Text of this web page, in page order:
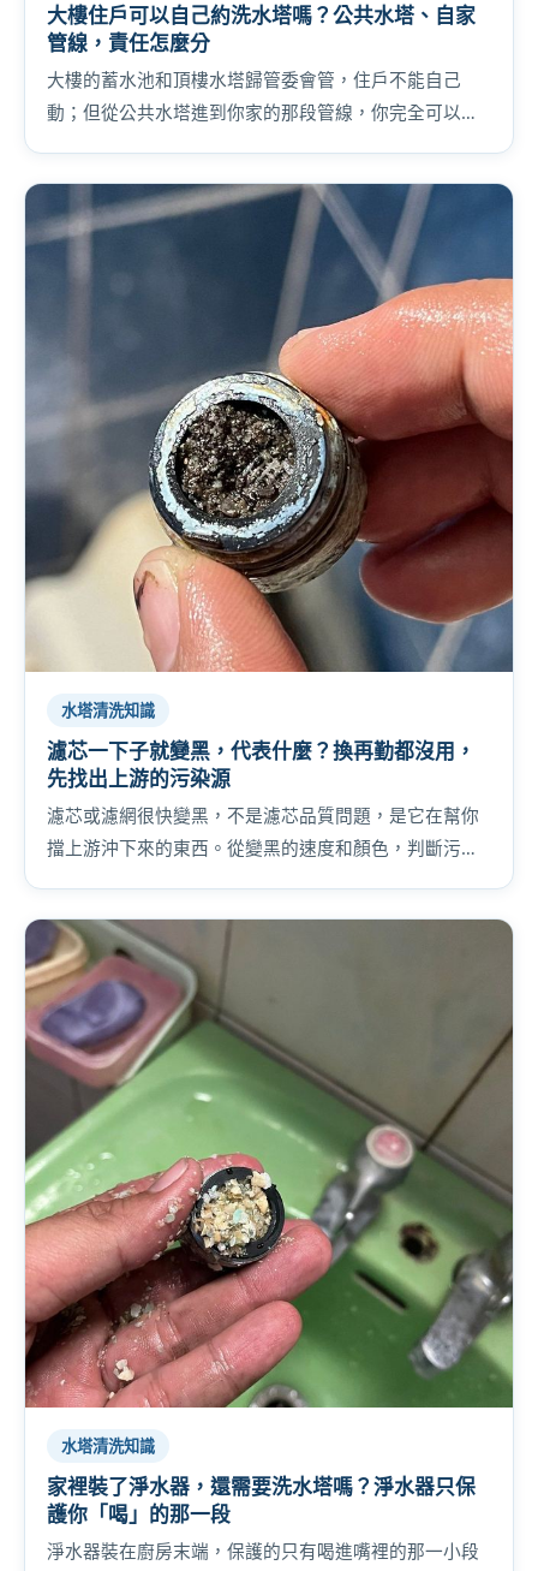
大樓住戶可以自己約洗水塔嗎？公共水塔、自家
管線，責任怎麼分
大樓的蓄水池和頂樓水塔歸管委會管，住戶不能自己
動；但從公共水塔進到你家的那段管線，你完全可以自
楚。
水塔清洗知識
濾芯一下子就變黑，代表什麼？換再勤都沒用，
先找出上游的污染源
濾芯或濾網很快變黑，不是濾芯品質問題，是它在幫你
擋上游沖下來的東西。從變黑的速度和顏色，判斷污染
水塔清洗知識
家裡裝了淨水器，還需要洗水塔嗎？淨水器只保
護你「喝」的那一段
淨水器裝在廚房末端，保護的只有喝進嘴裡的那一小段